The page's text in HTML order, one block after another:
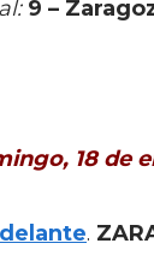
9 –
18 de
.